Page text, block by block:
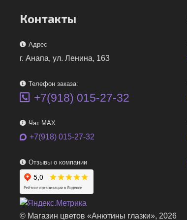
Контакты
Адрес
г. Анапа, ул. Ленина, 163
Телефон заказа:
+7(918) 015-27-32
Чат MAX
+7(918) 015-27-32
Отзывы о компании
© Магазин цветов «Анютины глазки», 2026